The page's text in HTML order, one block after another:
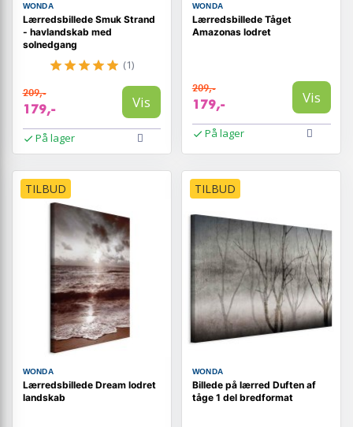
WONDA
Lærredsbillede Smuk Strand
- havlandskab med
solnedgang
(1)
209,-
179,- Vis
På lager
WONDA
Lærredsbillede Tåget
Amazonas lodret
209,-
179,- Vis
På lager
TILBUD
WONDA
Lærredsbillede Dream lodret
landskab
TILBUD
WONDA
Billede på lærred Duften af
tåge 1 del bredformat